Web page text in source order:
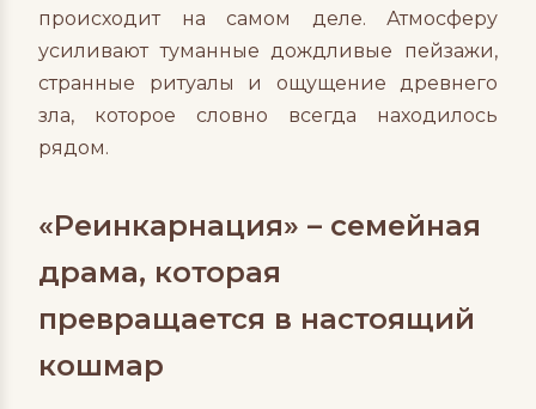
происходит на самом деле. Атмосферу
усиливают туманные дождливые пейзажи,
странные ритуалы и ощущение древнего
зла, которое словно всегда находилось
рядом.
«Реинкарнация» – семейная
драма, которая
превращается в настоящий
кошмар